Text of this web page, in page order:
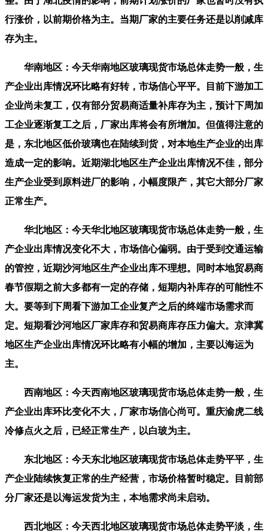
行涨价，以前期价格为主。当期厂家的主要任务还是以削减库
存为主。
华南地区：今天华南地区玻璃现货市场总体走势一般，生
产企业出库情况环比略有好转，市场信心平平。目前下游加工
企业尚未复工，仅有部分贸易商适量补库存为主，预计下周加
工企业逐渐复工之后，厂家出库将会有所增加。但值得注意的
是，东北地区低价玻璃也在陆续到货，对本地生产企业的出库
造成一定的影响。近期湖北地区生产企业出库情况不佳，部分
生产企业受到原料进厂的影响，小幅度限产，其它大部分厂家
正常生产。
华北地区：今天华北地区玻璃现货市场总体走势一般，生
产企业出库情况变化不大，市场信心偏弱。由于受到交通运输
的管控，近期沙河地区生产企业出库不理想。同时本地贸易商
春节假期之前大多都有一定的存储，短期内补库存的可能性不
大。要等到下周看下游加工企业复产之后的终端市场需求而
定。短期看沙河地区厂家库存和贸易商库存压力偏大。京津冀
地区生产企业出库情况环比略有小幅的增加，主要以海运为
主。
西南地区：今天西南地区玻璃现货市场总体走势一般，生
产企业出库环比变化不大，厂家市场信心尚可。重庆渝虎二线
冷修点火之后，已经正常生产，以白玻为主。
东北地区：今天东北地区玻璃现货市场总体走势平平，生
产企业陆续恢复正常的生产经营，市场价格暂时稳定。目前部
分厂家还是以海运发货为主，本地需求尚未启动。
西北地区：今天西北地区玻璃现货市场总体走势平淡，生